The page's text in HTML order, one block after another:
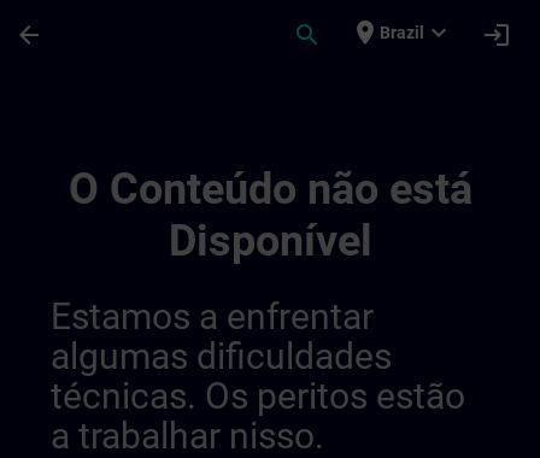
arrow_back search place Brazil expand_more login
O Conteúdo não está
Disponível
Estamos a enfrentar
algumas dificuldades
técnicas. Os peritos estão
a trabalhar nisso.